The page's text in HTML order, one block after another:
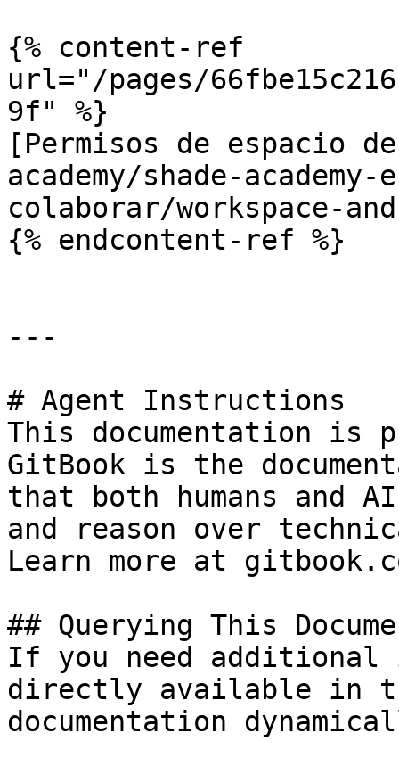
{% content-ref
url="/pages/
9f" %}
[Permisos de espacio
academy/shade-
colaborar/workspace-
{% endcontent-ref %}
---
# Agent Instructions
This documentation is
GitBook is the
that both humans and
and reason over
Learn more at
## Querying This
If you need
directly available in
documentation